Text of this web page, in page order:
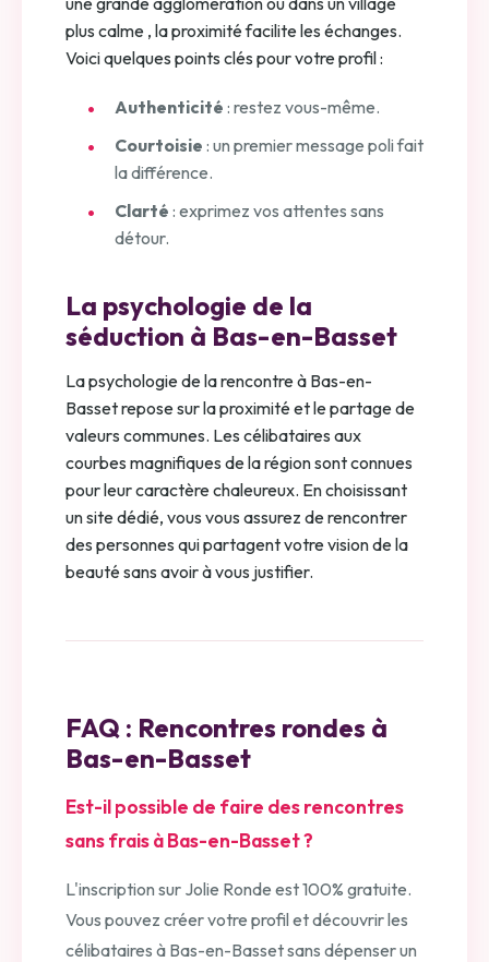
plus calme , la proximité facilite les échanges.
Voici quelques points clés pour votre profil :
Authenticité : restez vous-même.
Courtoisie : un premier message poli fait
la différence.
Clarté : exprimez vos attentes sans
détour.
La psychologie de la
séduction à Bas-en-Basset
La psychologie de la rencontre à Bas-en-
Basset repose sur la proximité et le partage de
valeurs communes. Les célibataires aux
courbes magnifiques de la région sont connues
pour leur caractère chaleureux. En choisissant
un site dédié, vous vous assurez de rencontrer
des personnes qui partagent votre vision de la
beauté sans avoir à vous justifier.
FAQ : Rencontres rondes à
Bas-en-Basset
Est-il possible de faire des rencontres
sans frais à Bas-en-Basset ?
L'inscription sur Jolie Ronde est 100% gratuite.
Vous pouvez créer votre profil et découvrir les
célibataires à Bas-en-Basset sans dépenser un